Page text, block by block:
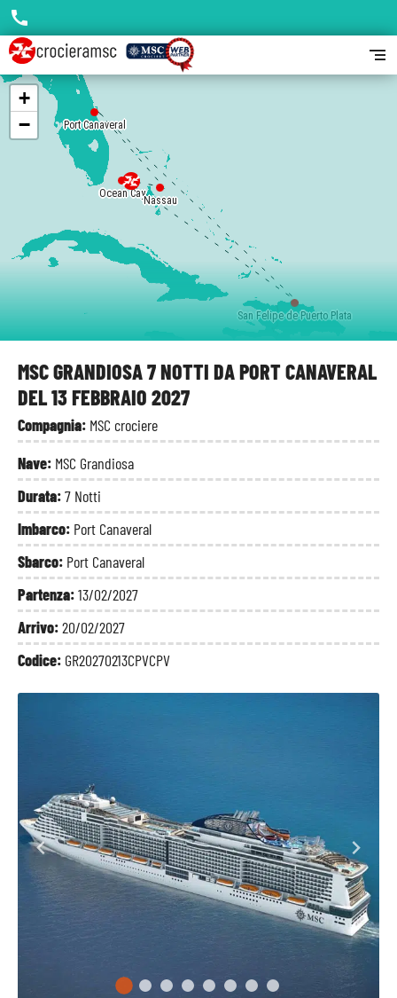
MSC GRANDIOSA 7 NOTTI DA PORT CANAVERAL
DEL 13 FEBBRAIO 2027
Compagnia: MSC crociere
Nave: MSC Grandiosa
Durata:7 Notti
Imbarco: Port Canaveral
Sbarco: Port Canaveral
Partenza:13/02/2027
Arrivo:20/02/2027
Codice: GR20270213CPVCPV
Port Canaveral
Nassau
Ocean Cay
San Felipe de Puerto Plata
+
−
call
segment